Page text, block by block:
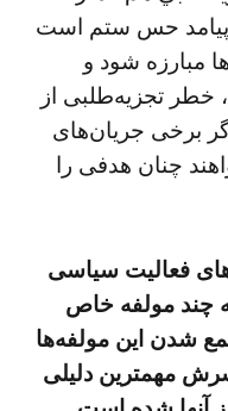
پيامد حس ستم است
مبارزه شود و
خطر تجزيه‌طلبی از
برخی جريان‌های
چنان هدفی را
فعاليت سياسی
چند مولفه خاص
شدن اين مولفه‌ها
مهمترين دليلی